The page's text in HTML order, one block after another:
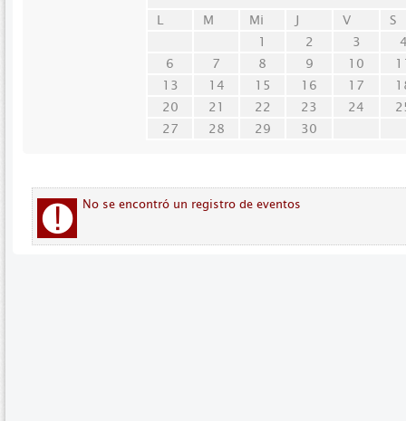
L
M Mi J V
S
1
2 3
6
7 8 9 10
13
14 15 16 17
20
21 22 23 24
27
28 29 30
No se encontró un registro de eventos